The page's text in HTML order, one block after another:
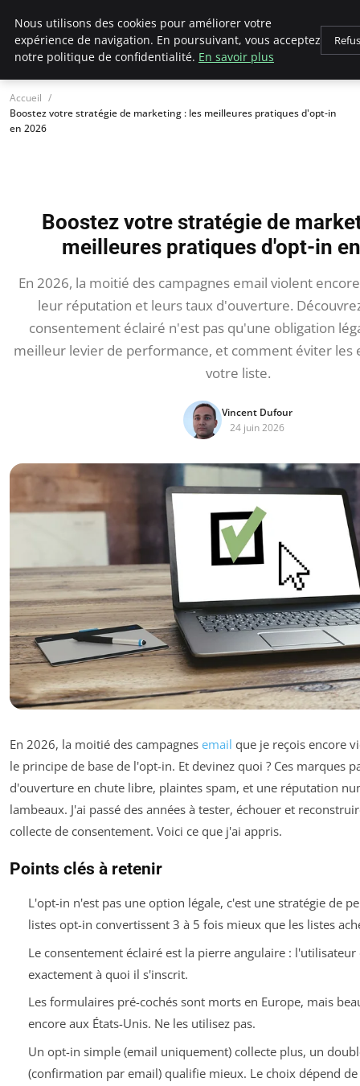
LECFCM
Accueil
Boostez votre stratégie de marketing : les meilleures pratiques d'opt-in
en 2026
Boostez votre stratégie de
meilleures pratiques d'opt-in
En 2026, la moitié des campagnes email violent
leur réputation et leurs taux d'ouverture.
consentement éclairé n'est pas qu'une obligation
meilleur levier de performance, et comment éviter les
votre liste.
Vincent Dufour
24 juin 2026
En 2026, la moitié des campagnes email que je reçois encore
le principe de base de l'opt-in. Et devinez quoi ? Ces marques
d'ouverture en chute libre, plaintes spam, et une réputation
lambeaux. J'ai passé des années à tester, échouer et
collecte de consentement. Voici ce que j'ai appris.
Points clés à retenir
L'opt-in n'est pas une option légale, c'est une stratégie de
listes opt-in convertissent 3 à 5 fois mieux que les listes
Le consentement éclairé est la pierre angulaire :
exactement à quoi il s'inscrit.
Les formulaires pré-cochés sont morts en Europe, mais
encore aux États-Unis. Ne les utilisez pas.
Un opt-in simple (email uniquement) collecte plus, un
(confirmation par email) qualifie mieux. Le choix dépend
Nous utilisons des cookies pour améliorer votre
expérience de navigation. En poursuivant, vous acceptez
notre politique de confidentialité. En savoir plus